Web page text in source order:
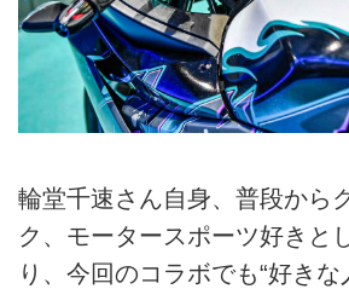
輪堂千速さん自身、普段から
ク、モータースポーツ好きと
り、今回のコラボでも“好き